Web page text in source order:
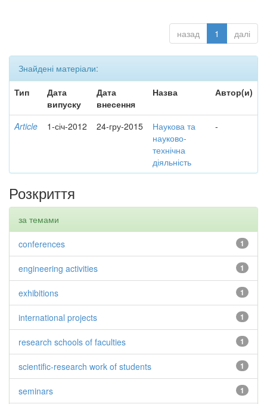
назад 1 далі
Знайдені матеріали:
Тип
Дата
випуску
Дата
внесення
Назва Автор(и)
Article 1-січ-2012 24-гру-2015
Наукова та
науково-
технічна
діяльність
-
Розкриття
за темами
1
conferences
1
engineering activities
1
exhibitions
1
international projects
1
research schools of faculties
1
scientific-research work of students
1
seminars